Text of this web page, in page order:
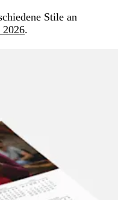
Stile an
2026.